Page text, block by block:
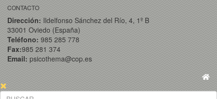
CONTACTO
Dirección: Ildelfonso Sánchez del Río, 4, 1º B
33001 Oviedo (España)
Teléfono: 985 285 778
Fax:985 281 374
Email: psicothema@cop.es